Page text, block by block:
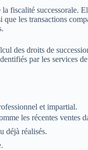
fiscalité successorale.
les transactions
des droits de
par les
et impartial.
les récentes ventes
déjà réalisés.